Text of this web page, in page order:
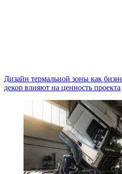
Дизайн термальной зоны как
декор влияют на ценность проекта